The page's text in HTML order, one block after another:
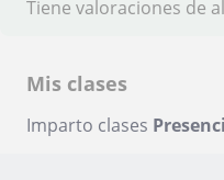
Tiene valoraciones de
Mis clases
Imparto clases